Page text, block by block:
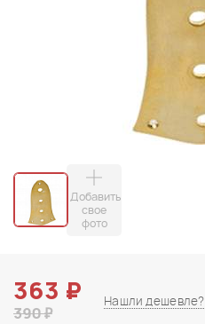
Добавить
свое
фото
363 ₽
390 ₽
Нашли дешевле?